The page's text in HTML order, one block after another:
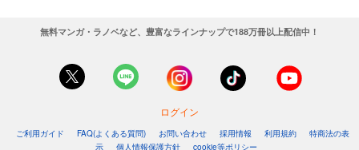
無料マンガ・ラノベなど、豊富なラインナップで188万冊以上配信中！
ログイン
ご利用ガイド FAQ(よくある質問) お問い合わせ 採用情報 利用規約
特商法の表
示
個人情報保護方針 cookie等ポリシー